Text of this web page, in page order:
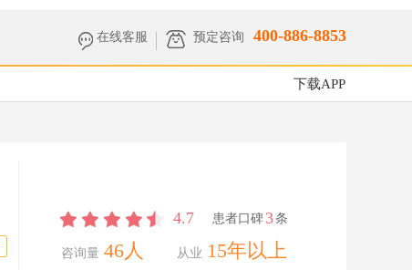
在线客服 预定咨询 400-886-8853
下载APP
4.7 患者口碑 3条
咨询量 46人 从业 15年以上